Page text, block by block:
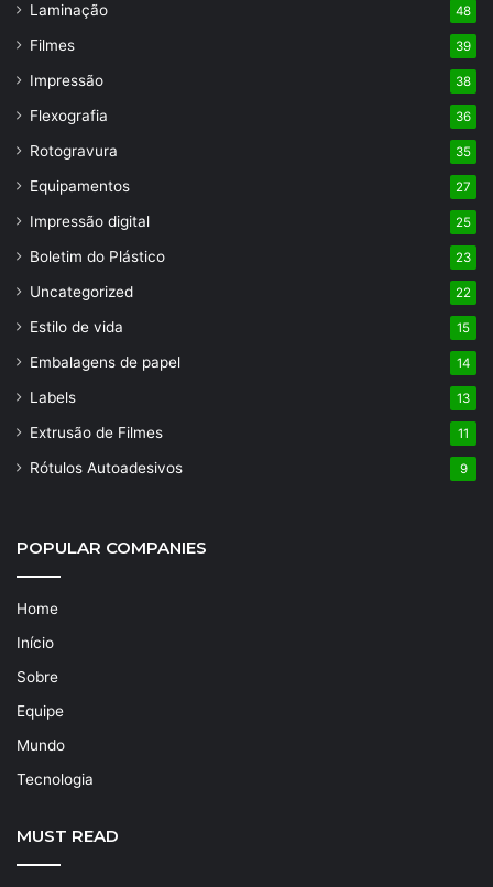
Laminação 48
Filmes 39
Impressão 38
Flexografia 36
Rotogravura 35
Equipamentos 27
Impressão digital 25
Boletim do Plástico 23
Uncategorized 22
Estilo de vida 15
Embalagens de papel 14
Labels 13
Extrusão de Filmes 11
Rótulos Autoadesivos 9
POPULAR COMPANIES
Home
Início
Sobre
Equipe
Mundo
Tecnologia
MUST READ